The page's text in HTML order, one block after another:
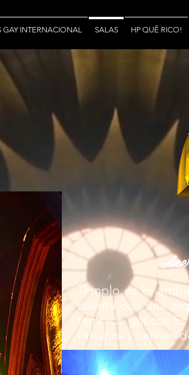
GAY INTERNACIONAL SALAS HP QUÊ RICO!
Templo es el
cuenta con una
templos góticos
Urbanos y Latinos